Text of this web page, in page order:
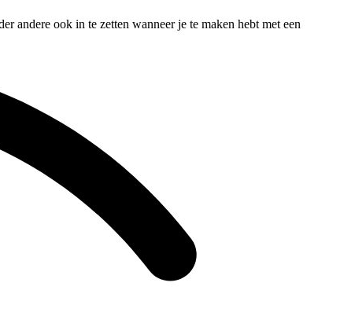
andere ook in te zetten wanneer je te maken hebt met een